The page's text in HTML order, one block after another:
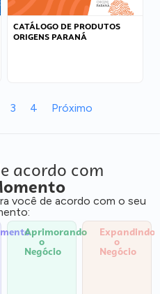
CATÁLOGO DE PRODUTOS
ORIGENS PARANÁ
3 4 Próximo
acordo com
você de acordo com o seu
Aprimorando
o
Negócio
Expandindo
o
Negócio